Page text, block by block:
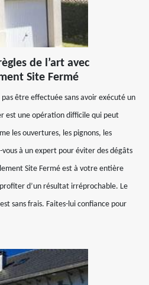
de l’art avec
Site Fermé
être effectuée sans avoir exécuté un
est une opération difficile qui peut
les ouvertures, les pignons, les
vous à un expert pour éviter des dégâts
Site Fermé est à votre entière
d’un résultat irréprochable. Le
sans frais. Faites-lui confiance pour